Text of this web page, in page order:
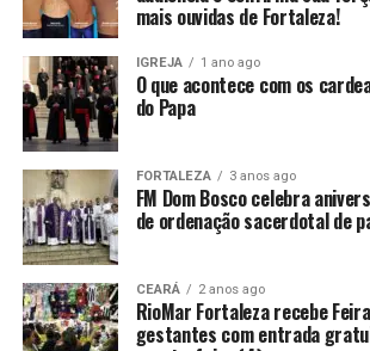
mais ouvidas de Fortaleza!
IGREJA 1 ano ago
O que acontece com os
do Papa
FORTALEZA 3 anos ago
FM Dom Bosco celebra
de ordenação sacerdotal de
CEARÁ 2 anos ago
RioMar Fortaleza recebe
gestantes com entrada